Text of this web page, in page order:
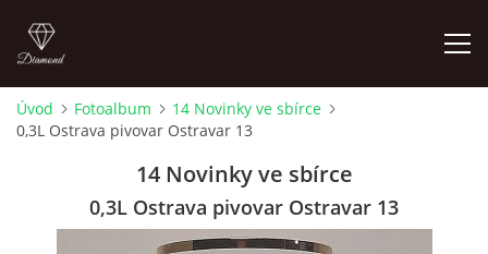
ÚVOD
FOTOALBUM
Úvod Fotoalbum
14 Novinky ve sbírce
0,3L Ostrava pivovar Ostravar 13
14 Novinky ve sbírce
0,3L Ostrava pivovar Ostravar 13